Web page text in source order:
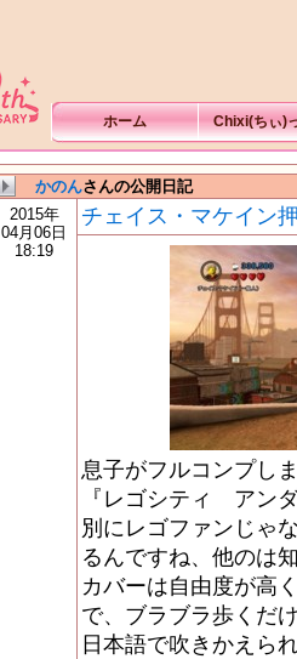
ホーム Chixi(ちぃ)
かのんさんの公開日記
2015年
04月06日
18:19
チェイス・マケイン
息子がフルコンプし
『レゴシティ アン
別にレゴファンじゃ
るんですね、他のは
カバーは自由度が高
で、ブラブラ歩くだ
日本語で吹きかえら